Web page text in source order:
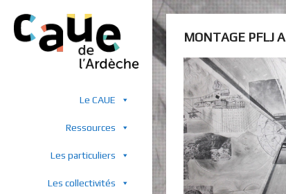
Le CAUE
Ressources
Les particuliers
Les collectivités
MONTAGE PFLJ A